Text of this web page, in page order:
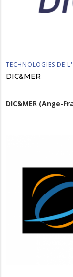
TECHNOLOGIES DE
DIC&MER
DIC&MER (Ange-